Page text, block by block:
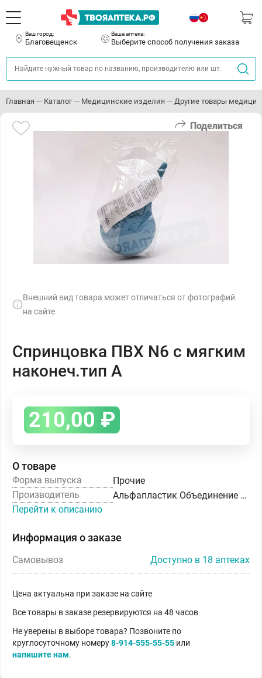
Ваш город:
Благовещенск
Ваша аптека:
Выберите способ получения заказа
Главная Каталог Медицинские изделия Другие товары
Поделиться
Внешний вид товара может отличаться от фотографий
на сайте
Спринцовка ПВХ N6 с мягким
наконеч.тип А
210,00 ₽
О товаре
Форма выпуска
Прочие
Производитель
Альфапластик Объединение ОАО
Перейти к описанию
Информация о заказе
Самовывоз Доступно в 18 аптеках
Цена актуальна при заказе на сайте
Все товары в заказе резервируются на 48 часов
Не уверены в выборе товара? Позвоните по
круглосуточному номеру8-914-555-55-55 или
напишите нам.